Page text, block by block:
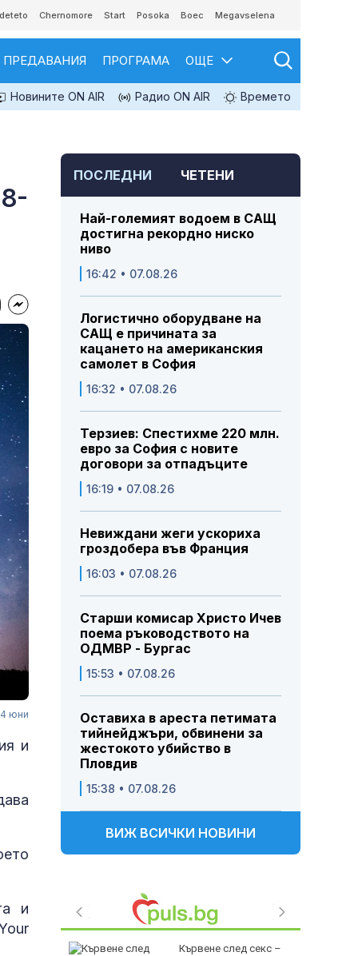
Chernomore Start Posoka Boec Megavselena
ПРЕДАВАНИЯ ПРОГРАМА ОЩЕ
Новините ON AIR Радио ON AIR Времето
юни
и
и
ПОСЛЕДНИ ЧЕТЕНИ
Най-големият водоем в САЩ
достигна рекордно ниско
ниво
16:42 • 07.08.26
Логистично оборудване на
САЩ е причината за
кацането на американския
самолет в София
16:32 • 07.08.26
Терзиев: Спестихме 220 млн.
евро за София с новите
договори за отпадъците
16:19 • 07.08.26
Невиждани жеги ускориха
гроздобера във Франция
16:03 • 07.08.26
Старши комисар Христо Ичев
поема ръководството на
ОДМВР - Бургас
15:53 • 07.08.26
Оставиха в ареста петимата
тийнейджъри, обвинени за
жестокото убийство в
Пловдив
15:38 • 07.08.26
ВИЖ ВСИЧКИ НОВИНИ
Кървене след секс –